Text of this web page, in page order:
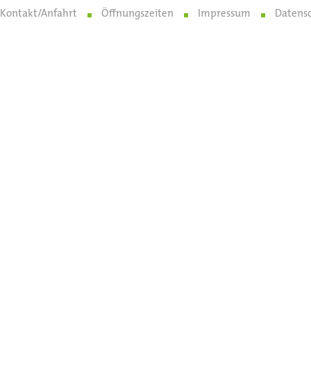
Kontakt/Anfahrt Öffnungszeiten Impressum